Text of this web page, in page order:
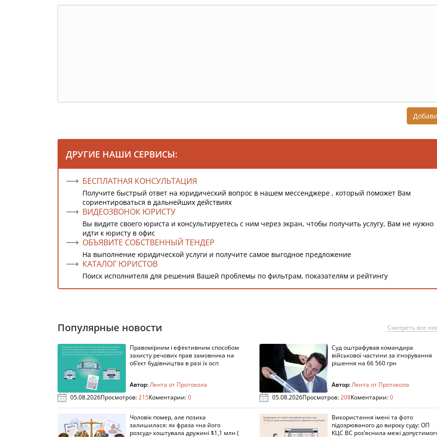
ДРУГИЕ НАШИ СЕРВИСЫ:
БЕСПЛАТНАЯ КОНСУЛЬТАЦИЯ
Получите быстрый ответ на юридический вопрос в нашем мессенджере , который поможет Вам
сориентироваться в дальнейших действиях
ВИДЕОЗВОНОК ЮРИСТУ
Вы видите своего юриста и консультируетесь с ним через экран, чтобы получить услугу, Вам не нужно
идти к юристу в офис
ОБЪЯВИТЕ СОБСТВЕННЫЙ ТЕНДЕР
На выполнение юридической услуги и получите самое выгодное предложение
КАТАЛОГ ЮРИСТОВ
Поиск исполнителя для решения Вашей проблемы по фильтрам, показателям и рейтингу
Популярные новости Смотреть все
Правомірним і ефективним способом
захисту речових прав замовника на
об’єкт будівництва в разі їх осп
Автор:Лента от Протокола
05.08.2026Просмотров:215Коментарии:0
Суд оштрафував командира
військової частини за ігнорування
рішення на 66 560 грн
Автор:Лента от Протокола
05.08.2026Просмотров:208Коментарии:0
Чоловік помер, але позика
залишилася: як фраза «на його
розсуд» коштувала дружині $1,1 млн (
Використання імені та фото
підозрюваного до вироку суду: ОП
КЦС ВС роз’яснила межі